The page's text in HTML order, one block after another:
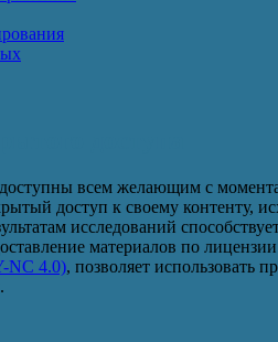
всем желающим с
доступ к своему контенту,
исследований
материалов по лицензии
NC 4.0), позволяет использовать